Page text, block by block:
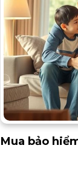
còn là sự băn
khi đối diện
về tài chính
Mua bảo